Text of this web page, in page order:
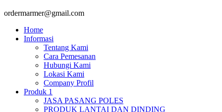
ordermarmer@gmail.com
Home
Informasi
Tentang Kami
Cara Pemesanan
Hubungi Kami
Lokasi Kami
Company Profil
Produk 1
JASA PASANG POLES
PRODUK LANTAI DAN DINDING